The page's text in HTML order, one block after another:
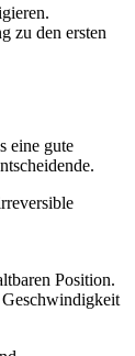
zu den ersten
eine gute
Position.
Geschwindigkeit